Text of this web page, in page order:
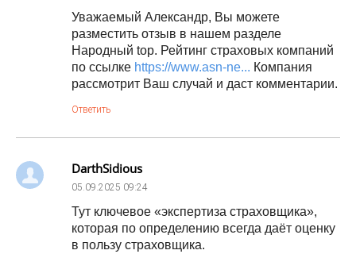
Уважаемый Александр, Вы можете
разместить отзыв в нашем разделе
Народный top. Рейтинг страховых компаний
по ссылке https://www.asn-ne... Компания
рассмотрит Ваш случай и даст комментарии.
Ответить
DarthSidious
05.09.2025 09:24
Тут ключевое «экспертиза страховщика»,
которая по определению всегда даёт оценку
в пользу страховщика.